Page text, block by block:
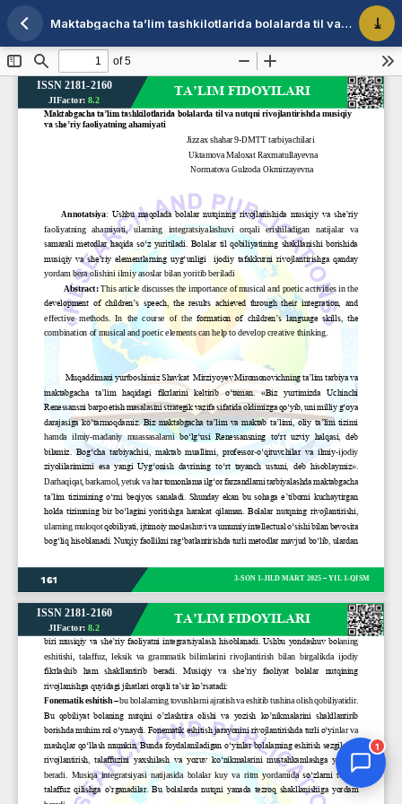
Maqola tafsilotlariga qaytish Maktabgacha ta’lim tashkilotlarida bolalarda til va nutqni rivojlantirishda musiqiy va she’riy faoliyatning ahamiyati
1
Jurnal Yordamchisi
Onlayn